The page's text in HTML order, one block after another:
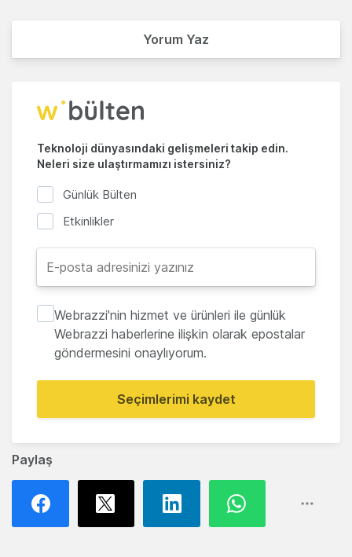
Paylaş
Yorum Yaz
Teknoloji dünyasındaki gelişmeleri takip edin.
Neleri size ulaştırmamızı istersiniz?
Günlük Bülten
Etkinlikler
Webrazzi'nin hizmet ve ürünleri ile günlük
Webrazzi haberlerine ilişkin olarak epostalar
göndermesini onaylıyorum.
Seçimlerimi kaydet